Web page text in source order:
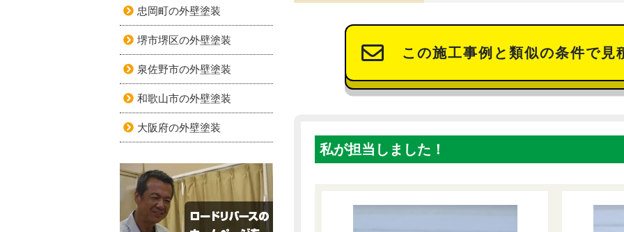
この施工事例と類似の条件で見
私が担当しました！
忠岡町の外壁塗装
堺市堺区の外壁塗装
泉佐野市の外壁塗装
和歌山市の外壁塗装
大阪府の外壁塗装